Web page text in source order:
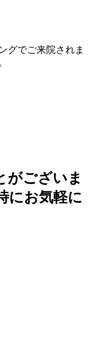
グでご来院されま
がございま
にお気軽に